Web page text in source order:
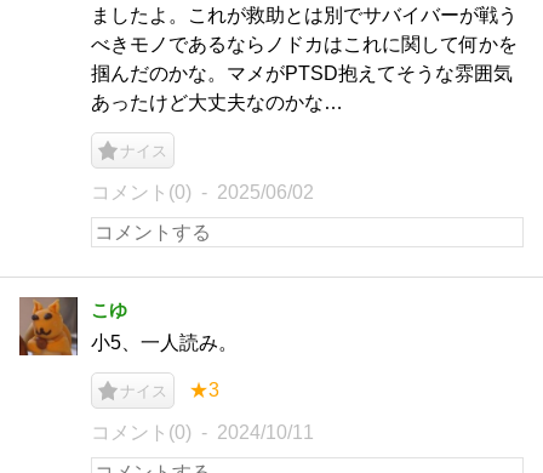
ましたよ。これが救助とは別でサバイバーが戦う
べきモノであるならノドカはこれに関して何かを
掴んだのかな。マメがPTSD抱えてそうな雰囲気
あったけど大丈夫なのかな…
ナイス
コメント(0) 2025/06/02
こゆ
小5、一人読み。
ナイス ★3
コメント(0) 2024/10/11